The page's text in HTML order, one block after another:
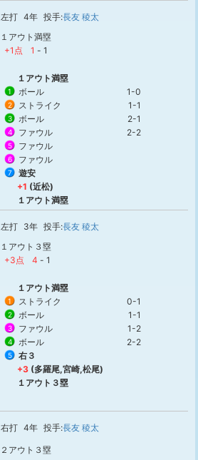
左打 4年 投手:長友 稜太
１アウト満塁
+1点
1 - 1
１アウト満塁
1 ボール 1-0
2 ストライク 1-1
3 ボール 2-1
4 ファウル 2-2
5 ファウル
6 ファウル
7
遊安
+1 (近松)
１アウト満塁
左打 3年 投手:長友 稜太
１アウト３塁
+3点
4 - 1
１アウト満塁
1 ストライク 0-1
2 ボール 1-1
3 ファウル 1-2
4 ボール 2-2
5
右３
+3 (多羅尾,宮崎,松尾)
１アウト３塁
右打 4年 投手:長友 稜太
２アウト３塁